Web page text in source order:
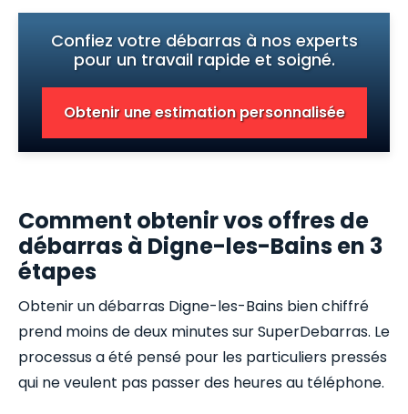
Confiez votre débarras à nos experts
pour un travail rapide et soigné.
Obtenir une estimation personnalisée
Comment obtenir vos offres de
débarras à Digne-les-Bains en 3
étapes
Obtenir un débarras Digne-les-Bains bien chiffré
prend moins de deux minutes sur SuperDebarras. Le
processus a été pensé pour les particuliers pressés
qui ne veulent pas passer des heures au téléphone.